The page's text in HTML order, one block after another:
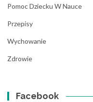
Pomoc Dziecku W Nauce
Przepisy
Wychowanie
Zdrowie
Facebook